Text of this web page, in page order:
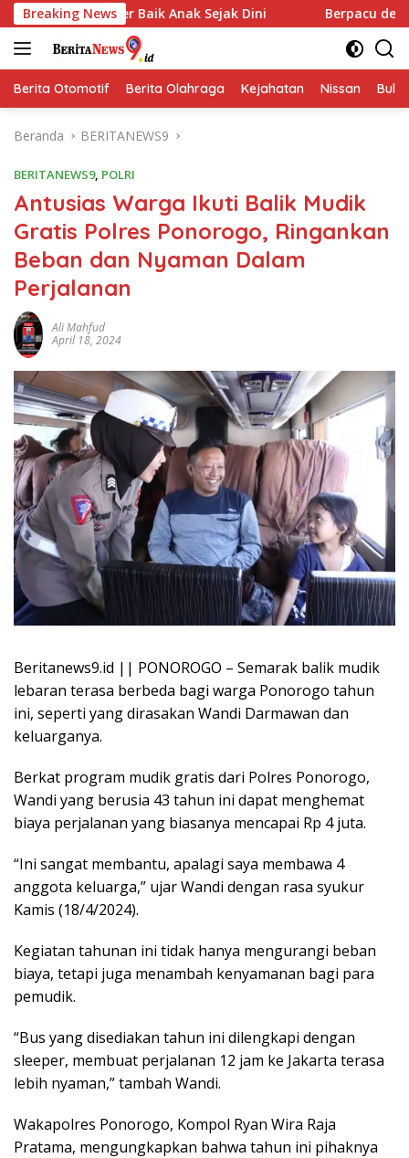
Langsung
ke
konten
Breaking News
Baik Anak Sejak Dini Berpacu dengan Waktu!
Berita Otomotif Berita Olahraga Kejahatan Nissan
Beranda BERITANEWS9
BERITANEWS9, POLRI
Antusias Warga Ikuti Balik Mudik
Gratis Polres Ponorogo, Ringankan
Beban dan Nyaman Dalam
Perjalanan
Ali Mahfud
April 18, 2024
Beritanews9.id || PONOROGO – Semarak balik mudik
lebaran terasa berbeda bagi warga Ponorogo tahun
ini, seperti yang dirasakan Wandi Darmawan dan
keluarganya.
Berkat program mudik gratis dari Polres Ponorogo,
Wandi yang berusia 43 tahun ini dapat menghemat
biaya perjalanan yang biasanya mencapai Rp 4 juta.
“Ini sangat membantu, apalagi saya membawa 4
anggota keluarga,” ujar Wandi dengan rasa syukur
Kamis (18/4/2024).
Kegiatan tahunan ini tidak hanya mengurangi beban
biaya, tetapi juga menambah kenyamanan bagi para
pemudik.
“Bus yang disediakan tahun ini dilengkapi dengan
sleeper, membuat perjalanan 12 jam ke Jakarta terasa
lebih nyaman,” tambah Wandi.
Wakapolres Ponorogo, Kompol Ryan Wira Raja
Pratama, mengungkapkan bahwa tahun ini pihaknya